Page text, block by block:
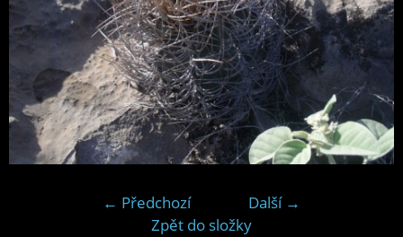
← Předchozí
Další →
Zpět do složky